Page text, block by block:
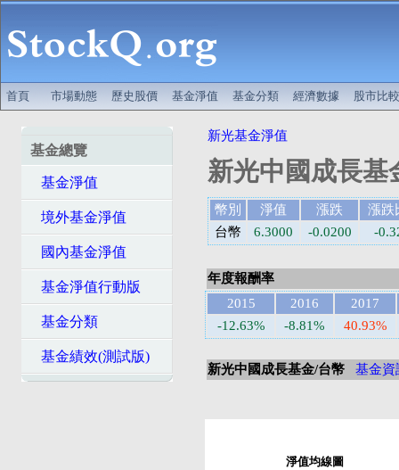
首頁 市場動態 歷史股價 基金淨值 基金分類 經濟數據 股市比較
基金總覽
基金淨值
境外基金淨值
國內基金淨值
基金淨值行動版
基金分類
基金績效(測試版)
新光基金淨值
新光中國成長基
幣別 淨值 漲跌
漲跌
台幣
6.3000 -0.0200 -
年度報酬率
2015
2016
2017
-12.63%
-8.81% 40.93%
新光中國成長基金/台幣 基金資
淨值均線圖